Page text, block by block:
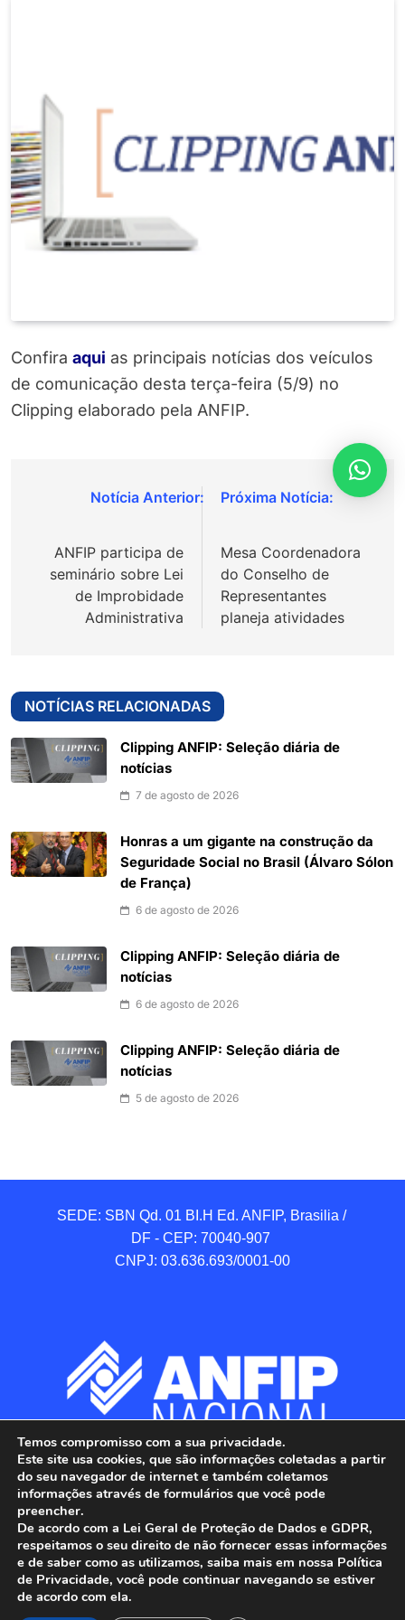
Confira aqui as principais notícias dos veículos
de comunicação desta terça-feira (5/9) no
Clipping elaborado pela ANFIP.
Navegação
Post
ANFIP participa de
seminário sobre Lei
de Improbidade
Administrativa
Mesa Coordenadora
do Conselho de
Representantes
planeja atividades
NOTÍCIAS RELACIONADAS
Clipping ANFIP: Seleção diária de
notícias
7 de agosto de 2026
Honras a um gigante na construção da
Seguridade Social no Brasil (Álvaro Sólon
de França)
6 de agosto de 2026
Clipping ANFIP: Seleção diária de
notícias
6 de agosto de 2026
Clipping ANFIP: Seleção diária de
notícias
5 de agosto de 2026
SEDE: SBN Qd. 01 BI.H Ed. ANFIP, Brasilia /
DF - CEP: 70040-907
CNPJ: 03.636.693/0001-00
ANFIP - Associação Nacional dos Auditores
Fiscais da Receita Federal do Brasil.
Temos compromisso com a sua privacidade.
Este site usa cookies, que são informações coletadas a partir
do seu navegador de internet e também coletamos
informações através de formulários que você pode
preencher.
De acordo com a Lei Geral de Proteção de Dados e GDPR,
respeitamos o seu direito de não fornecer essas informações
e de saber como as utilizamos, saiba mais em nossa Política
de Privacidade, você pode continuar navegando se estiver
de acordo com ela.